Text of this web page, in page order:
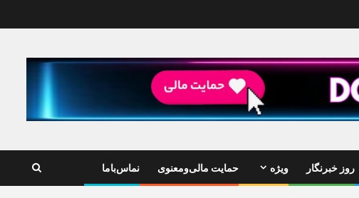
روز خبرنگار ویژه حمایت مالی‌ومعنوی نماس‌باما